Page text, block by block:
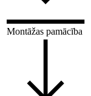
Montāžas pamācība